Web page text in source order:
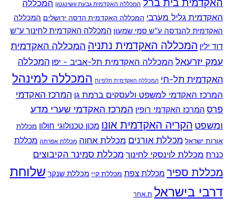
האקדמית בית ברל המכללה האקדמית גבעת וושינגטון המכללה
האקדמית גליל מערבי המכללה האקדמית הדסה ירושלים המכללה
האקדמית להנדסה ע"ש סמי שמעון המכללה האקדמית לחינוך ע"ש
דוד ילין המכללה האקדמית נתניה המכללה האקדמית
עמק יזרעאל המכללה האקדמית תל-אביב - יפו המכללה
האקדמית תל-חי המכללה האקדמית תלפיות המכללה למינהל
המרכז האקדמי למשפט ולעסקים ברמת גן המרכז האקדמי
פרס המרכז האקדמי רופין המרכז האקדמי שערי מדע
ומשפט הקריה האקדמית אונו מכון טכנולוגי חולון מכללת
אורות ישראל מכללת אורנים מכללת אחוה מכללת אפרתה מכללת
כנרת מכללת לוינסקי לחינוך מכללת סמינר הקיבוצים
מכללת ספיר מכללת צפת מכללת קיי מכללת שנקר שלוחת
דרבי בישראל ת.אחר